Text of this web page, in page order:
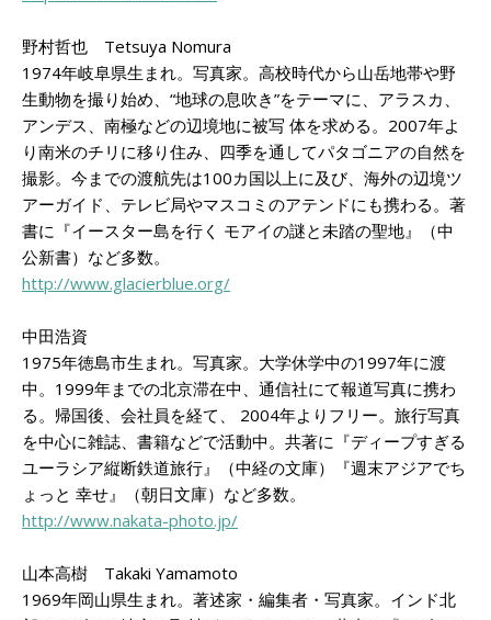
野村哲也 Tetsuya Nomura
1974年岐阜県生まれ。写真家。高校時代から山岳地帯や野
生動物を撮り始め、“地球の息吹き”をテーマに、アラスカ、
アンデス、南極などの辺境地に被写 体を求める。2007年よ
り南米のチリに移り住み、四季を通してパタゴニアの自然を
撮影。今までの渡航先は100カ国以上に及び、海外の辺境ツ
アーガイド、テレビ局やマスコミのアテンドにも携わる。著
書に『イースター島を行く モアイの謎と未踏の聖地』（中
公新書）など多数。
http://www.glacierblue.org/
中田浩資
1975年徳島市生まれ。写真家。大学休学中の1997年に渡
中。1999年までの北京滞在中、通信社にて報道写真に携わ
る。帰国後、会社員を経て、 2004年よりフリー。旅行写真
を中心に雑誌、書籍などで活動中。共著に『ディープすぎる
ユーラシア縦断鉄道旅行』（中経の文庫）『週末アジアでち
ょっと 幸せ』（朝日文庫）など多数。
http://www.nakata-photo.jp/
山本高樹 Takaki Yamamoto
1969年岡山県生まれ。著述家・編集者・写真家。インド北